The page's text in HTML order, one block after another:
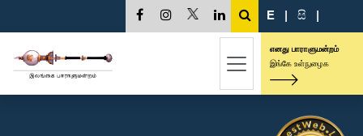
E | සි |
எனது பாராளுமன்றம்
இங்கே உள்நுழைக